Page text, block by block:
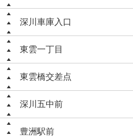
深川車庫入口
東雲一丁目
東雲橋交差点
深川五中前
豊洲駅前